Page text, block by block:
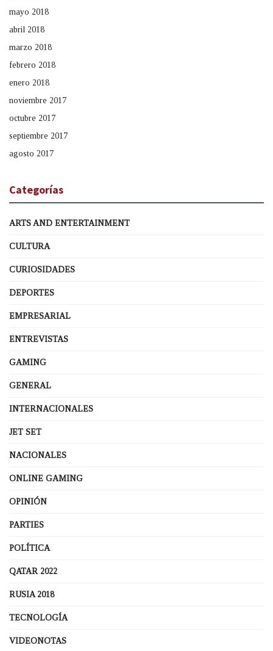
mayo 2018
abril 2018
marzo 2018
febrero 2018
enero 2018
noviembre 2017
octubre 2017
septiembre 2017
agosto 2017
Categorías
ARTS AND ENTERTAINMENT
CULTURA
CURIOSIDADES
DEPORTES
EMPRESARIAL
ENTREVISTAS
GAMING
GENERAL
INTERNACIONALES
JET SET
NACIONALES
ONLINE GAMING
OPINIÓN
PARTIES
POLÍTICA
QATAR 2022
RUSIA 2018
TECNOLOGÍA
VIDEONOTAS